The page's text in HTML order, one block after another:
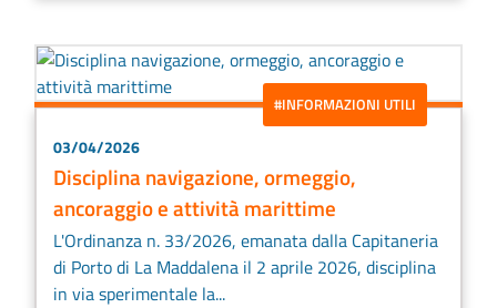
#INFORMAZIONI UTILI
03/04/2026
Disciplina navigazione, ormeggio,
ancoraggio e attività marittime
L'Ordinanza n. 33/2026, emanata dalla Capitaneria
di Porto di La Maddalena il 2 aprile 2026, disciplina
in via sperimentale la...